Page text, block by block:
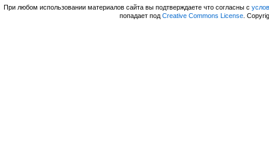
При любом использовании материалов сайта вы подтверждаете что согласны с
попадает под Creative Commons License.